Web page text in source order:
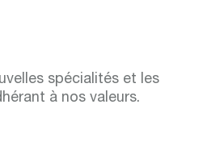
spécialités et les
à nos valeurs.